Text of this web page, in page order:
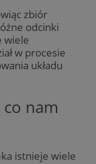
zbiór
odcinki
wiele
w procesie
układu
nam
istnieje wiele